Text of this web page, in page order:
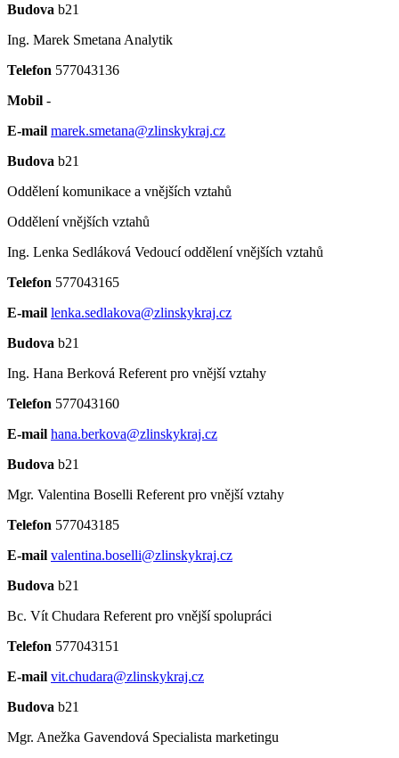
Budova b21
Ing. Marek Smetana Analytik
Telefon 577043136
Mobil -
E-mail marek.smetana@zlinskykraj.cz
Budova b21
Oddělení komunikace a vnějších vztahů
Oddělení vnějších vztahů
Ing. Lenka Sedláková Vedoucí oddělení vnějších vztahů
Telefon 577043165
E-mail lenka.sedlakova@zlinskykraj.cz
Budova b21
Ing. Hana Berková Referent pro vnější vztahy
Telefon 577043160
E-mail hana.berkova@zlinskykraj.cz
Budova b21
Mgr. Valentina Boselli Referent pro vnější vztahy
Telefon 577043185
E-mail valentina.boselli@zlinskykraj.cz
Budova b21
Bc. Vít Chudara Referent pro vnější spolupráci
Telefon 577043151
E-mail vit.chudara@zlinskykraj.cz
Budova b21
Mgr. Anežka Gavendová Specialista marketingu